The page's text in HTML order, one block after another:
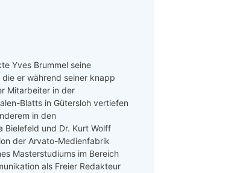
Yves Brummel seine
er während seiner knapp
Mitarbeiter in der
Blatts in Gütersloh vertiefen
in den
Bielefeld und Dr. Kurt Wolff
der Arvato-Medienfabrik
Masterstudiums im Bereich
als Freier Redakteur